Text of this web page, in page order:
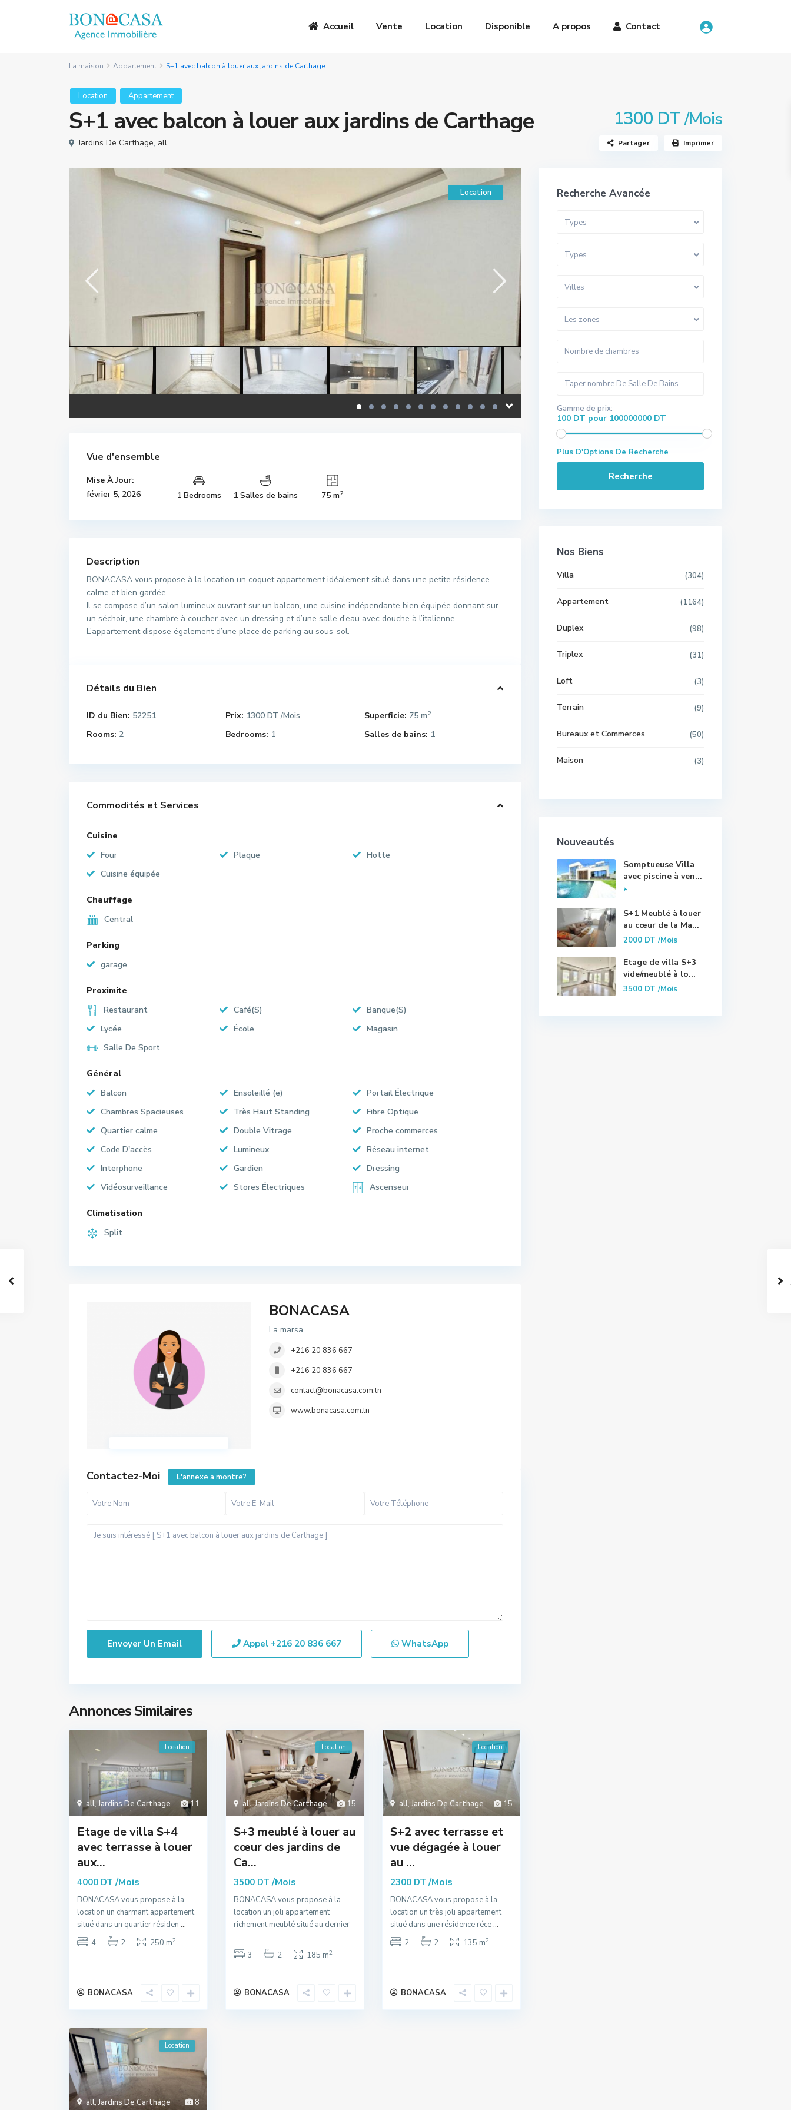
Accueil Vente Location Disponible A propos Contact
La maison Appartement S+1 avec balcon à louer aux jardins de Carthage
Location Appartement
S+1 avec balcon à louer aux jardins de Carthage 1300 DT/Mois
Jardins De Carthage, all Partager Imprimer
Location
Vue d'ensemble
Mise À Jour:
février 5, 2026
1 Bedrooms 1 Salles de bains 75 m2
Description
BONACASA vous propose à la location un coquet appartement idéalement situé dans une petite résidence
calme et bien gardée.
Il se compose d’un salon lumineux ouvrant sur un balcon, une cuisine indépendante bien équipée donnant sur
un séchoir, une chambre à coucher avec un dressing et d’une salle d’eau avec douche à l’italienne.
L’appartement dispose également d’une place de parking au sous-sol.
Détails du Bien
ID du Bien: 52251 Prix: 1300 DT /Mois Superficie: 75 m2
Rooms: 2 Bedrooms: 1 Salles de bains: 1
Commodités et Services
Cuisine
Four
Plaque
Hotte
Cuisine équipée
Chauffage
Central
Parking
garage
Proximite
Restaurant
Café(S)
Banque(S)
Lycée
École
Magasin
Salle De Sport
Général
Balcon
Ensoleillé (e)
Portail Électrique
Chambres Spacieuses
Très Haut Standing
Fibre Optique
Quartier calme
Double Vitrage
Proche commerces
Code D'accès
Lumineux
Réseau internet
Interphone
Gardien
Dressing
Vidéosurveillance
Stores Électriques Ascenseur
Climatisation
Split
BONACASA
La marsa
+216 20 836 667
+216 20 836 667
contact@bonacasa.com.tn
www.bonacasa.com.tn
Contactez-Moi L'annexe a montre?
Appel +216 20 836 667 WhatsApp
Annonces Similaires
11
all,Jardins De Carthage
Location
Etage de villa S+4
avec terrasse à louer
aux...
4000 DT/Mois
BONACASA vous propose à la
location un charmant appartement
situé dans un quartier résiden ...
4
2 250 m2
BONACASA
15
all,Jardins De Carthage
Location
S+3 meublé à louer au
cœur des jardins de
Ca...
3500 DT/Mois
BONACASA vous propose à la
location un joli appartement
richement meublé situé au dernier
...
3
2 185 m2
BONACASA
15
all,Jardins De Carthage
Location
S+2 avec terrasse et
vue dégagée à louer
au ...
2300 DT/Mois
BONACASA vous propose à la
location un très joli appartement
situé dans une résidence réce...
2
2 135 m2
BONACASA
8
all,Jardins De Carthage
Location
Recherche Avancée
Types
Types
Villes
Les zones
Gamme de prix:
100 DT pour 100000000 DT
Plus D'Options De Recherche
Recherche
Nos Biens
Villa (304)
Appartement (1164)
Duplex (98)
Triplex (31)
Loft (3)
Terrain (9)
Bureaux et Commerces (50)
Maison (3)
Nouveautés
Somptueuse Villa
avec piscine à ven...
*
S+1 Meublé à louer
au cœur de la Ma...
2000 DT/Mois
Etage de villa S+3
vide/meublé à lo...
3500 DT/Mois